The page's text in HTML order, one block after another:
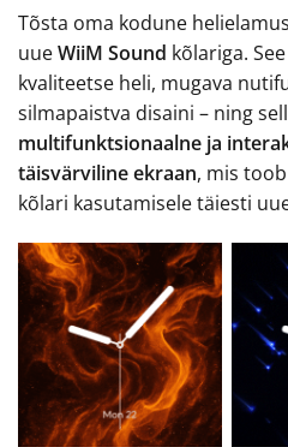
Tõsta oma kodune
uueWiiM Sound kõlariga.
kvaliteetse heli, mugava
silmapaistva disaini – ning
multifunktsionaalne ja
täisvärviline ekraan, mis
kõlari kasutamisele täiesti